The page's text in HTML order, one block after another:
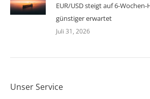
EUR/USD steigt auf 6-
günstiger erwartet
Juli 31, 2026
Unser Service